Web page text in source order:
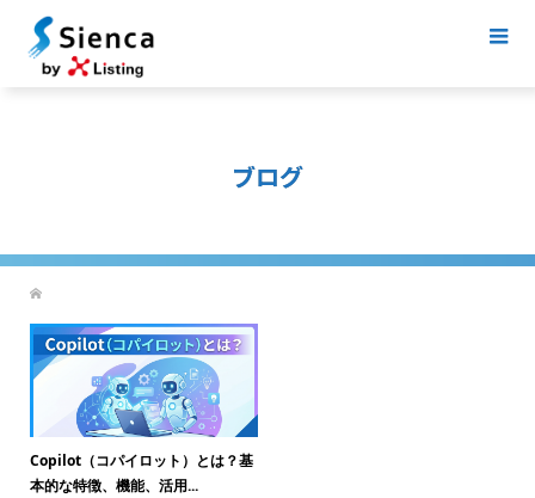
ブログ
Copilot（コパイロット）とは？基
本的な特徴、機能、活用...